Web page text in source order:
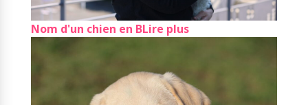
Nom d'un chien en BLire plus